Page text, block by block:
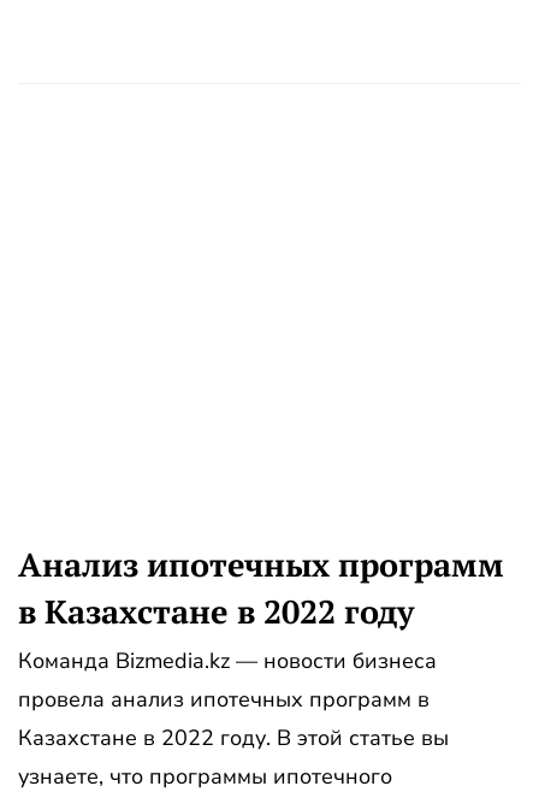
Анализ ипотечных программ
в Казахстане в 2022 году
Команда Bizmedia.kz — новости бизнеса
провела анализ ипотечных программ в
Казахстане в 2022 году. В этой статье вы
узнаете, что программы ипотечного